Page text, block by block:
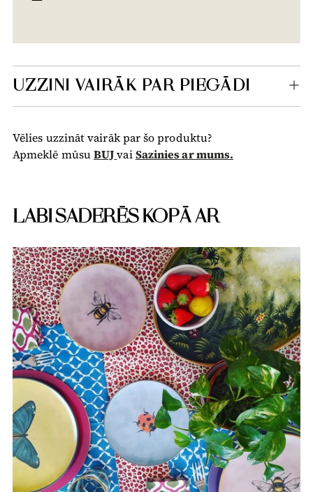
grozam...
UZZINI VAIRĀK PAR PIEGĀDI
Vēlies uzzināt vairāk par šo produktu?
Apmeklē mūsuBUJvaiSazinies ar mums.
LABI SADERĒS KOPĀ AR